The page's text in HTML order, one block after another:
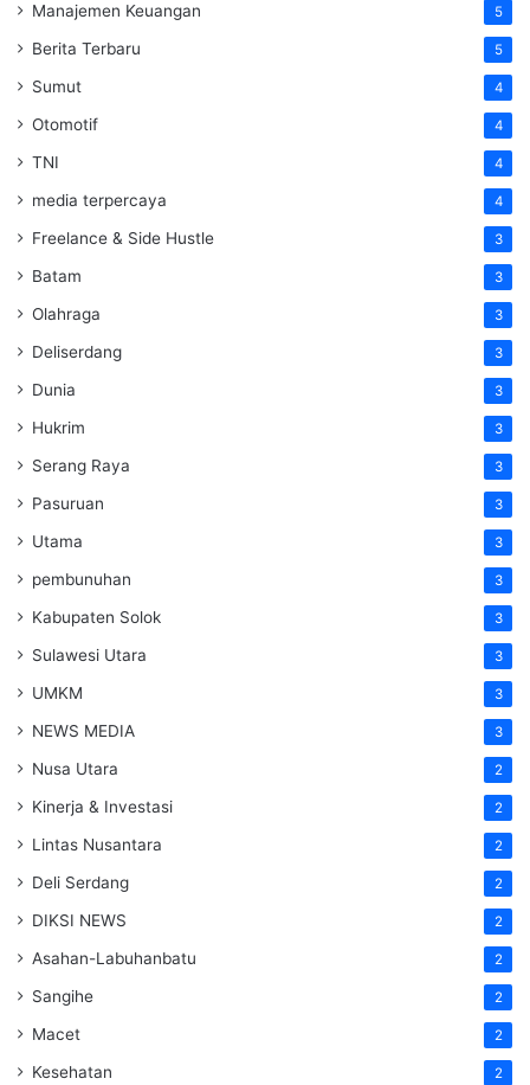
Manajemen Keuangan 5
Berita Terbaru 5
Sumut 4
Otomotif 4
TNI 4
media terpercaya 4
Freelance & Side Hustle 3
Batam 3
Olahraga 3
Deliserdang 3
Dunia 3
Hukrim 3
Serang Raya 3
Pasuruan 3
Utama 3
pembunuhan 3
Kabupaten Solok 3
Sulawesi Utara 3
UMKM 3
NEWS MEDIA 3
Nusa Utara 2
Kinerja & Investasi 2
Lintas Nusantara 2
Deli Serdang 2
DIKSI NEWS 2
Asahan-Labuhanbatu 2
Sangihe 2
Macet 2
Kesehatan 2